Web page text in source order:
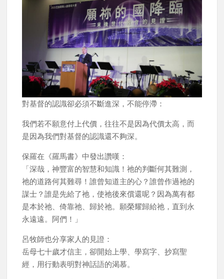
對基督的認識卻必須不斷進深，不能停滯：
我們若不願意付上代價，往往不是因為代價太高，而
是因為我們對基督的認識還不夠深。
保羅在《羅馬書》中發出讚嘆：
「深哉，神豐富的智慧和知識！祂的判斷何其難測，
祂的道路何其難尋！誰曾知道主的心？誰曾作過祂的
謀士？誰是先給了祂，使祂後來償還呢？因為萬有都
是本於祂、倚靠祂、歸於祂。願榮耀歸給祂，直到永
永遠遠。阿們！」
呂牧師也分享家人的見證：
岳母七十歲才信主，卻開始上學、學寫字、抄寫聖
經，用行動表明對神話語的渴慕。